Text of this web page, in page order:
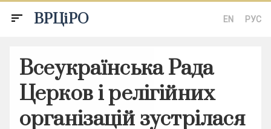
sort ВРЦіРО EN РУС
Всеукраїнська Рада
Церков і релігійних
організацій зустрілася